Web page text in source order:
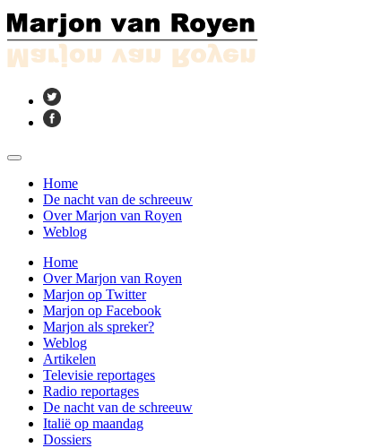
Home
De nacht van de schreeuw
Over Marjon van Royen
Weblog
Home
Over Marjon van Royen
Marjon op Twitter
Marjon op Facebook
Marjon als spreker?
Weblog
Artikelen
Televisie reportages
Radio reportages
De nacht van de schreeuw
Italië op maandag
Dossiers